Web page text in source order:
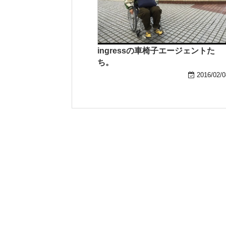
ingressの車椅子エージェントた
ち。
2016/02/